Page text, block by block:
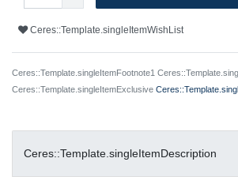
Ceres::Template.singleItemWishList
Ceres::Template.singleItemFootnote1
Ceres::Template.singleItemExclusive
Ceres::Template.singleItemDescription